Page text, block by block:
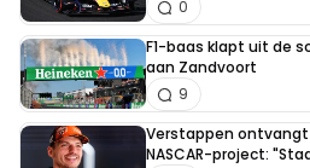
0
F1-baas klapt uit de
aan Zandvoort
9
Verstappen
NASCAR-project: